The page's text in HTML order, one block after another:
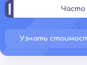
Часто
Узнать